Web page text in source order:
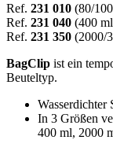
Ref. 231 010 (80/
Ref. 231 040 (400
Ref. 231 350 (2000/
BagClip ist ein
Beuteltyp.
Wasserdichter
In 3 Größen
400 ml, 2000